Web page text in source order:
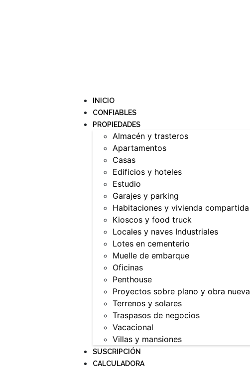
INICIO
CONFIABLES
PROPIEDADES
Almacén y trasteros
Apartamentos
Casas
Edificios y hoteles
Estudio
Garajes y parking
Habitaciones y vivienda compartida
Kioscos y food truck
Locales y naves Industriales
Lotes en cementerio
Muelle de embarque
Oficinas
Penthouse
Proyectos sobre plano y obra nueva
Terrenos y solares
Traspasos de negocios
Vacacional
Villas y mansiones
SUSCRIPCIÓN
CALCULADORA